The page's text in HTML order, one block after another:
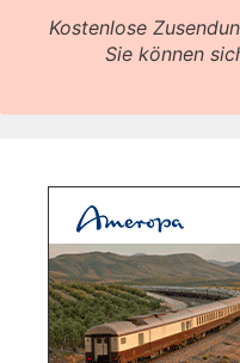
Kostenlose
Sie können